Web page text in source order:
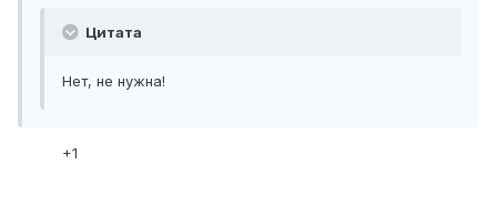
Цитата
Нет, не нужна!
+1